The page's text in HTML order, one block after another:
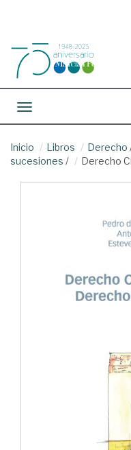
Toggle navigation
Inicio Libros Derecho
sucesiones / Derecho